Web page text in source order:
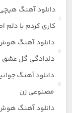
دانلود آهنگ
کاری کردم با
دانلود آهنگ
دلدادگی گل عشق
دانلود آهنگ
مصنوعی زن
دانلود آهنگ